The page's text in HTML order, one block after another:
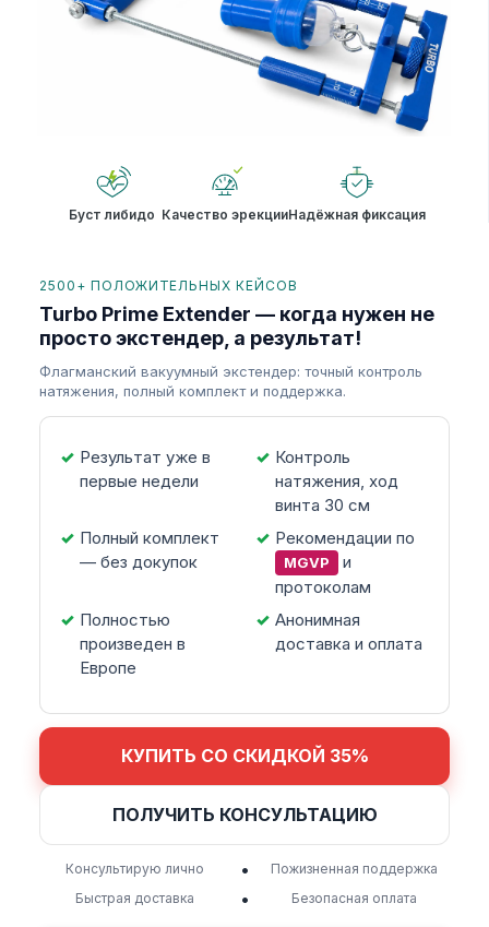
Буст либидо Качество эрекцииНадёжная фиксация
2500+ ПОЛОЖИТЕЛЬНЫХ КЕЙСОВ
Turbo Prime Extender — когда нужен не
просто экстендер, а результат!
Флагманский вакуумный экстендер: точный контроль
натяжения, полный комплект и поддержка.
Результат уже в
первые недели
Контроль
натяжения, ход
винта 30 см
Полный комплект
— без докупок
Рекомендации по
MGVP
и
протоколам
Полностью
произведен в
Европе
Анонимная
доставка и оплата
КУПИТЬ СО СКИДКОЙ 35%
ПОЛУЧИТЬ КОНСУЛЬТАЦИЮ
Консультирую лично •
Пожизненная поддержка
Быстрая доставка
• Безопасная оплата